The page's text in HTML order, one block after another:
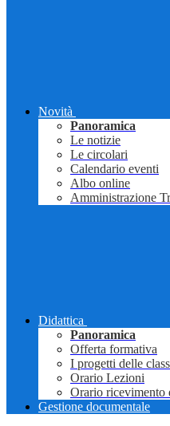
Novità
Panoramica
Le notizie
Le circolari
Calendario eventi
Albo online
Amministrazione
Didattica
Panoramica
Offerta formativa
I progetti delle
Orario Lezioni
Orario ricevimento
Gestione documentale